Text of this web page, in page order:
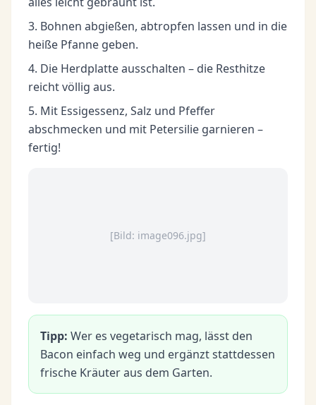
Bohnen abgießen, abtropfen lassen und in die
heiße Pfanne geben.
Die Herdplatte ausschalten – die Resthitze
reicht völlig aus.
Mit Essigessenz, Salz und Pfeffer
abschmecken und mit Petersilie garnieren –
fertig!
[Bild: image096.jpg]
Tipp: Wer es vegetarisch mag, lässt den
Bacon einfach weg und ergänzt stattdessen
frische Kräuter aus dem Garten.